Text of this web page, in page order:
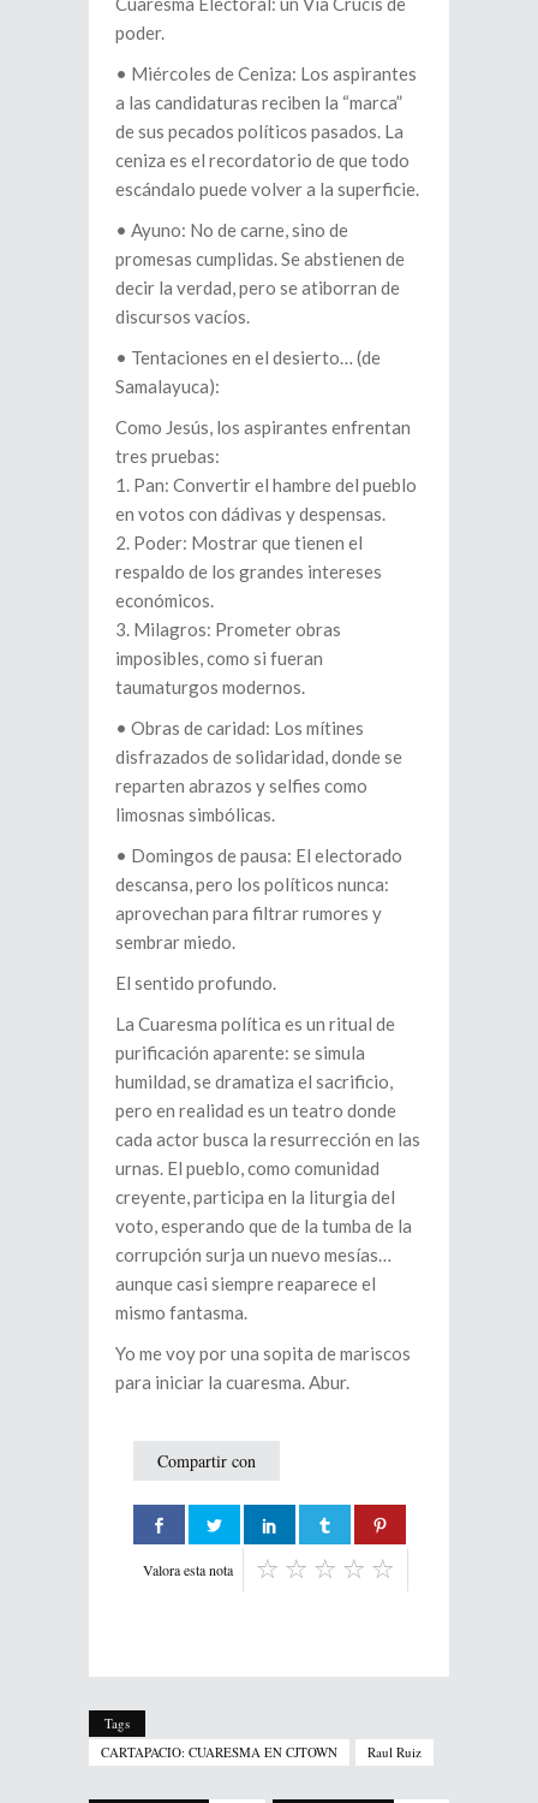
poder.
•⁠ ⁠Miércoles de Ceniza: Los aspirantes
a las candidaturas reciben la “marca”
de sus pecados políticos pasados. La
ceniza es el recordatorio de que todo
escándalo puede volver a la superficie.
•⁠ ⁠Ayuno: No de carne, sino de
promesas cumplidas. Se abstienen de
decir la verdad, pero se atiborran de
discursos vacíos.
•⁠ ⁠Tentaciones en el desierto… (de
Samalayuca):
Como Jesús, los aspirantes enfrentan
tres pruebas:
1. Pan: Convertir el hambre del pueblo
en votos con dádivas y despensas.
2. Poder: Mostrar que tienen el
respaldo de los grandes intereses
económicos.
3. Milagros: Prometer obras
imposibles, como si fueran
taumaturgos modernos.
•⁠ ⁠Obras de caridad: Los mítines
disfrazados de solidaridad, donde se
reparten abrazos y selfies como
limosnas simbólicas.
•⁠ ⁠Domingos de pausa: El electorado
descansa, pero los políticos nunca:
aprovechan para filtrar rumores y
sembrar miedo.
El sentido profundo.
La Cuaresma política es un ritual de
purificación aparente: se simula
humildad, se dramatiza el sacrificio,
pero en realidad es un teatro donde
cada actor busca la resurrección en las
urnas. El pueblo, como comunidad
creyente, participa en la liturgia del
voto, esperando que de la tumba de la
corrupción surja un nuevo mesías…
aunque casi siempre reaparece el
mismo fantasma.
Yo me voy por una sopita de mariscos
para iniciar la cuaresma. Abur.
Compartir con
Valora esta nota
Tags
CARTAPACIO: CUARESMA EN CJTOWN
Raul Ruiz